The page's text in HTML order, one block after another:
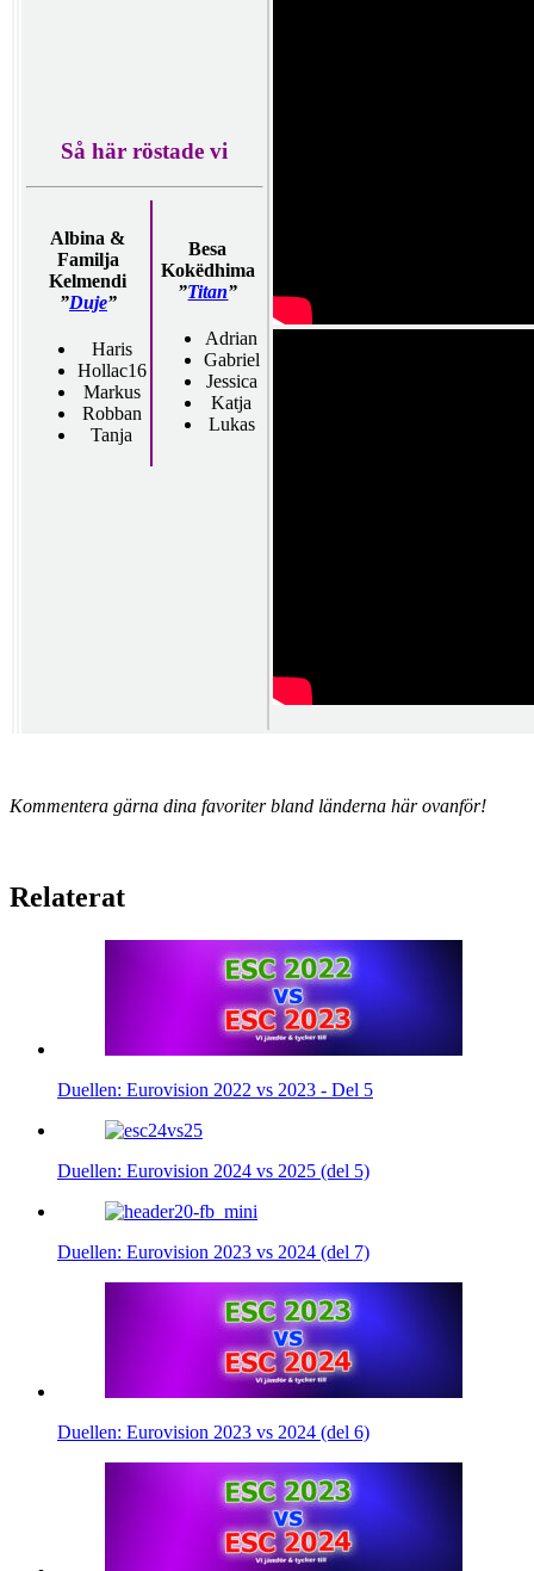
Så här röstade vi
Albina &
Familja
Kelmendi
”Duje”
Haris
Hollac16
Markus
Robban
Tanja
Besa
Kokëdhima
”Titan”
Adrian
Gabriel
Jessica
Katja
Lukas
Kommentera gärna dina favoriter bland länderna här ovanför!
Relaterat
Duellen: Eurovision 2022 vs 2023 - Del 5
Duellen: Eurovision 2024 vs 2025 (del 5)
Duellen: Eurovision 2023 vs 2024 (del 7)
Duellen: Eurovision 2023 vs 2024 (del 6)